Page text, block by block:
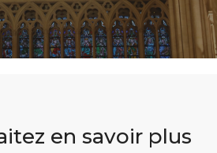
en savoir plus